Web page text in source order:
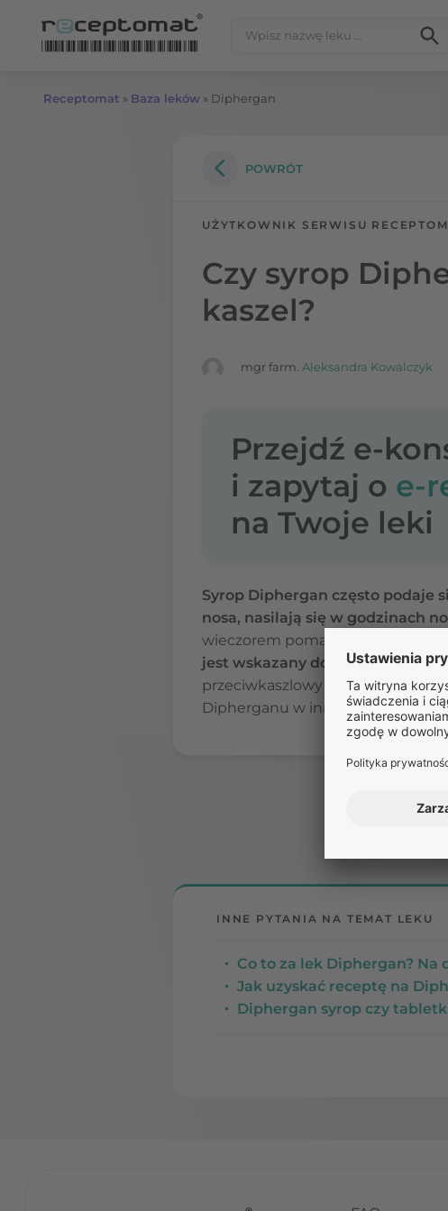
Receptomat » Baza leków » Diphergan
POWRÓT
UŻYTKOWNIK SERWISU
Czy syrop
kaszel?
mgr farm. Aleksandra Kowalczyk
Przejdź e-
i zapytaj o e-
na Twoje leki
Syrop Diphergan często podaje
nosa, nasilają się w godzinach
wieczorem pomaga uniknąć
jest wskazany do stosowania w
przeciwkaszlowy i poinformuje o
Dipherganu w innym celu, niż
INNE PYTANIA NA TEMAT LEKU
Co to za lek Diphergan? Na
Jak uzyskać receptę na
Diphergan syrop czy